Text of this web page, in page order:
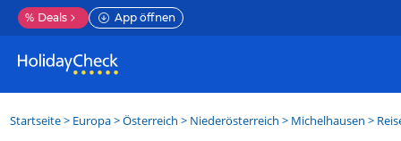
% Deals App öffnen
Startseite> Europa>Österreich > Niederösterreich > Michelhausen >